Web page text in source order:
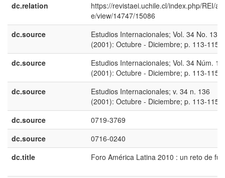
dc.relation
https://revistaei.uchile.cl/index.php/REI/
e/view/14747/15086
dc.source
Estudios Internacionales; Vol. 34 No. 136
(2001): Octubre - Diciembre; p. 113-115
dc.source
Estudios Internacionales; Vol. 34 Núm.
(2001): Octubre - Diciembre; p. 113-115
dc.source
Estudios Internacionales; v. 34 n. 136
(2001): Octubre - Diciembre; p. 113-115
dc.source
0719-3769
dc.source
0716-0240
dc.title
Foro América Latina 2010 : un reto de